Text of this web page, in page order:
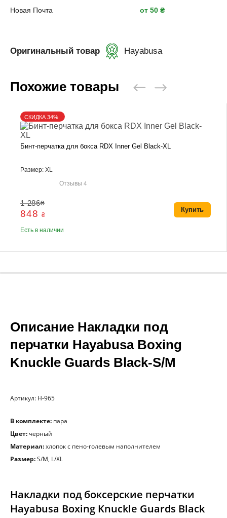
Новая Почта
от 50 ₴
Оригинальный товар Hayabusa
Похожие товары
Бинт-перчатка для бокса RDX Inner Gel Black-XL
Размер: XL
Отзывы4
1 286₴
848 ₴
Есть в наличии
Купить
СКИДКА 34%
Описание Накладки под
перчатки Hayabusa Boxing
Knuckle Guards Black-S/M
Артикул: H-965
В комплекте: пара
Цвет: черный
Материал:хлопок с пено-голевым наполнителем
Размер:S/M, L/XL
Накладки под боксерские перчатки
Hayabusa Boxing Knuckle Guards Black